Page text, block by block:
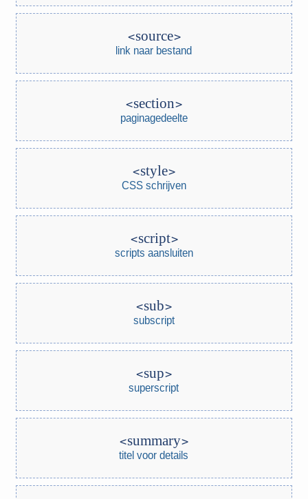
source
link naar bestand
section
paginagedeelte
style
CSS schrijven
script
scripts aansluiten
sub
subscript
sup
superscript
summary
titel voor details